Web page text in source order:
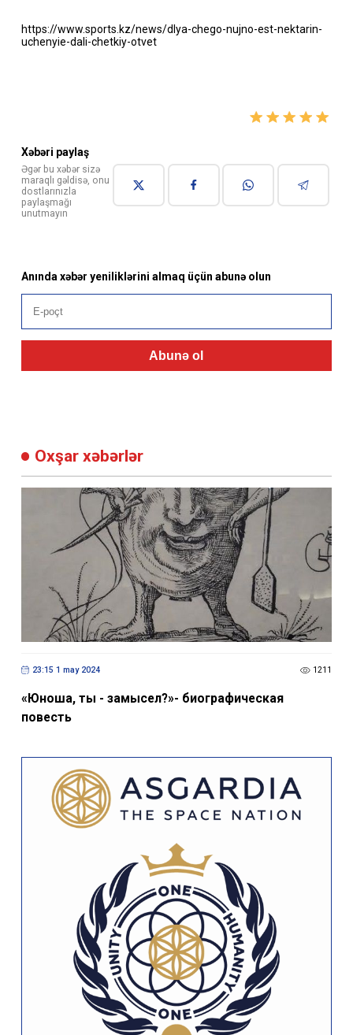
https://www.sports.kz/news/dlya-chego-nujno-est-nektarin-
uchenyie-dali-chetkiy-otvet
Xəbəri paylaş
Əgər bu xəbər sizə
maraqlı gəldisə, onu
dostlarınızla
paylaşmağı
unutmayın
Anında xəbər yeniliklərini almaq üçün abunə olun
Abunə ol
Oxşar xəbərlər
23:15 1 may 2024 1211
«Юноша, ты - замысел?»- биографическая
повесть